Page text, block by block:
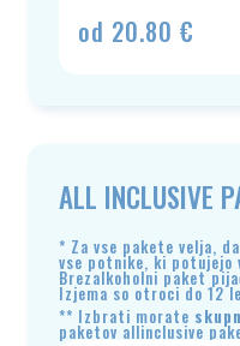
od 20.80 €
ALL INCLUSIVE
* Za vse pakete velja,
vse potnike, ki
Brezalkoholni paket
Izjema so otroci do 12
** Izbrati morate
paketov allinclusive